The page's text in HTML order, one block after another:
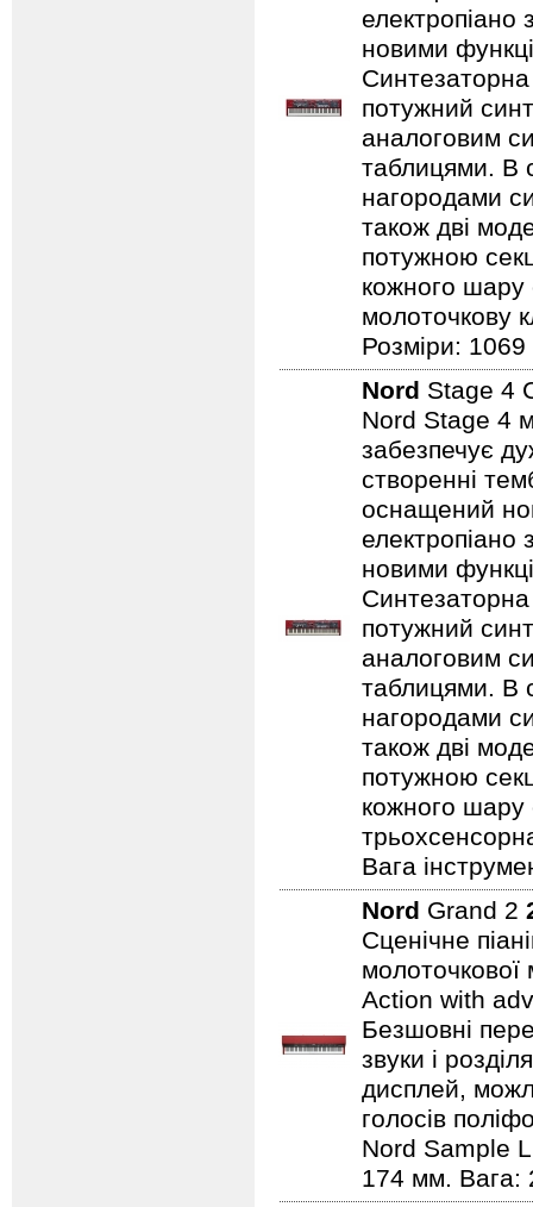
електропіано
новими
потужний
аналоговим
таблицями. В
нагородами
також дві
потужною
кожного шару
молоточкову
Розміри:
Nord Stage 4
Nord Stage 4
забезпечує
створенні
оснащений
електропіано
новими
потужний
аналоговим
таблицями. В
нагородами
також дві
потужною
кожного
Вага
Nord Grand 2
Сценічне
Action with
Безшовні
звуки і
дисплей,
голосів
Nord Sample
174 мм. Вага: